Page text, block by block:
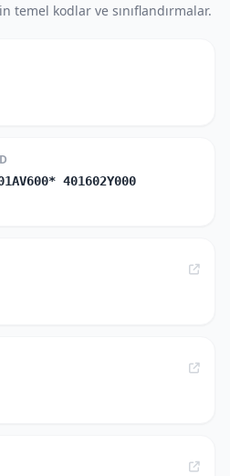
temel kodlar ve sınıflandırmalar.
401602Y000